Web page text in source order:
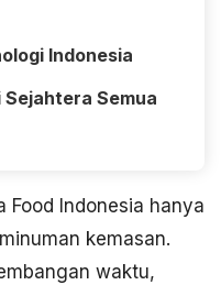
Indonesia
Sejahtera Semua
Food Indonesia hanya
kemasan.
waktu,